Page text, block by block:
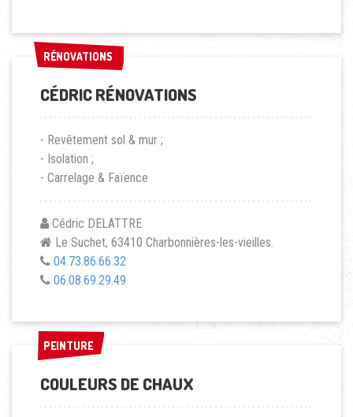
RÉNOVATIONS
RÉNOVATIONS
CÉDRIC RÉNOVATIONS
- Revêtement sol & mur ;
- Isolation ;
- Carrelage & Faïence
Cédric DELATTRE
Le Suchet, 63410 Charbonnières-les-vieilles.
04.73.86.66.32
06.08.69.29.49
PEINTURE
PEINTURE
COULEURS DE CHAUX